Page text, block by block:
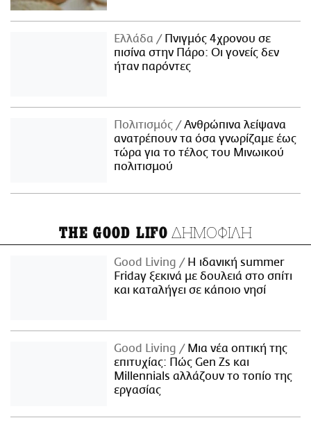
Ελλάδα
Πνιγμός 4χρονου σε
πισίνα στην Πάρο: Οι γονείς δεν
ήταν παρόντες
Πολιτισμός
Ανθρώπινα λείψανα
ανατρέπουν τα όσα γνωρίζαμε έως
τώρα για το τέλος του Μινωικού
πολιτισμού
THE GOOD LIFO ΔΗΜΟΦΙΛΗ
Good Living
Η ιδανική summer
Friday ξεκινά με δουλειά στο σπίτι
και καταλήγει σε κάποιο νησί
Good Living
Μια νέα οπτική της
επιτυχίας: Πώς Gen Zs και
Millennials αλλάζουν το τοπίο της
εργασίας